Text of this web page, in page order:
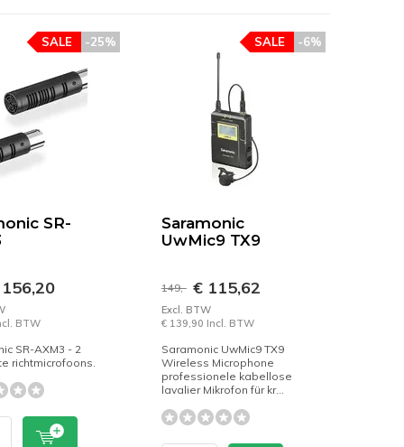
SR-
-25%
SALE
BTW
SR-AXM3 - 2
richtmicrofoons.
Saramonic
UwMic9 TX9
-6%
SALE
149,- € 115,62
Excl. BTW
€ 139,90 Incl. BTW
Saramonic UwMic9 TX9
Wireless Microphone
professionele kabellose
lavalier Mikrofon für kr...